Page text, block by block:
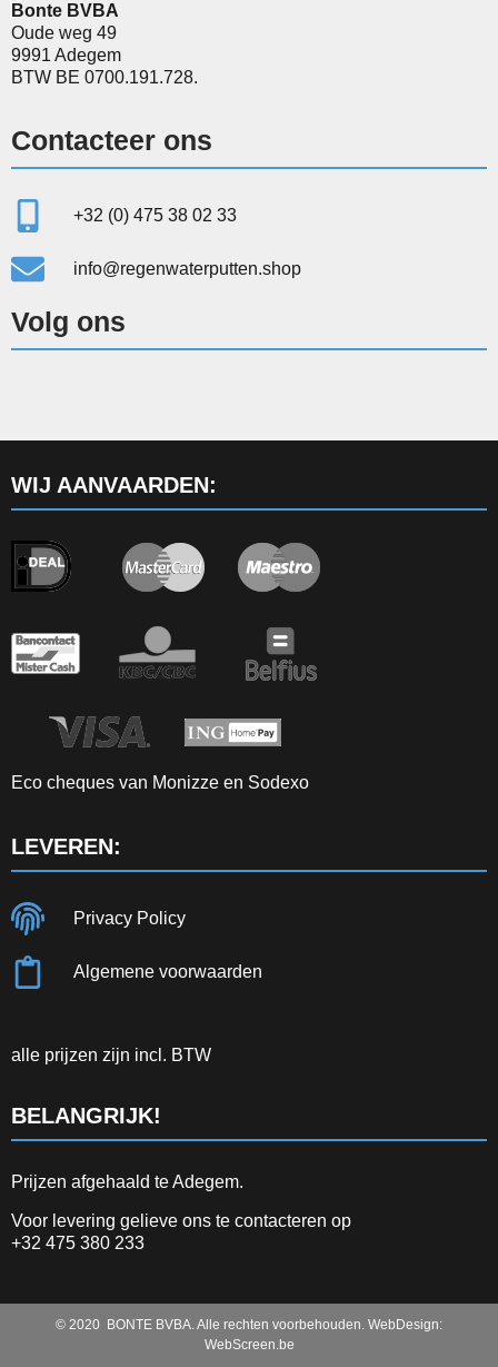
Bonte BVBA
Oude weg 49
9991 Adegem
BTW BE 0700.191.728.
Contacteer ons
+32 (0) 475 38 02 33
info@regenwaterputten.shop
Volg ons
WIJ AANVAARDEN:
Eco cheques van Monizze en Sodexo
LEVEREN:
Privacy Policy
Algemene voorwaarden
alle prijzen zijn incl. BTW
BELANGRIJK!
Prijzen afgehaald te Adegem.
Voor levering gelieve ons te contacteren op
+32 475 380 233
© 2020 BONTE BVBA. Alle rechten voorbehouden. WebDesign:
WebScreen.be